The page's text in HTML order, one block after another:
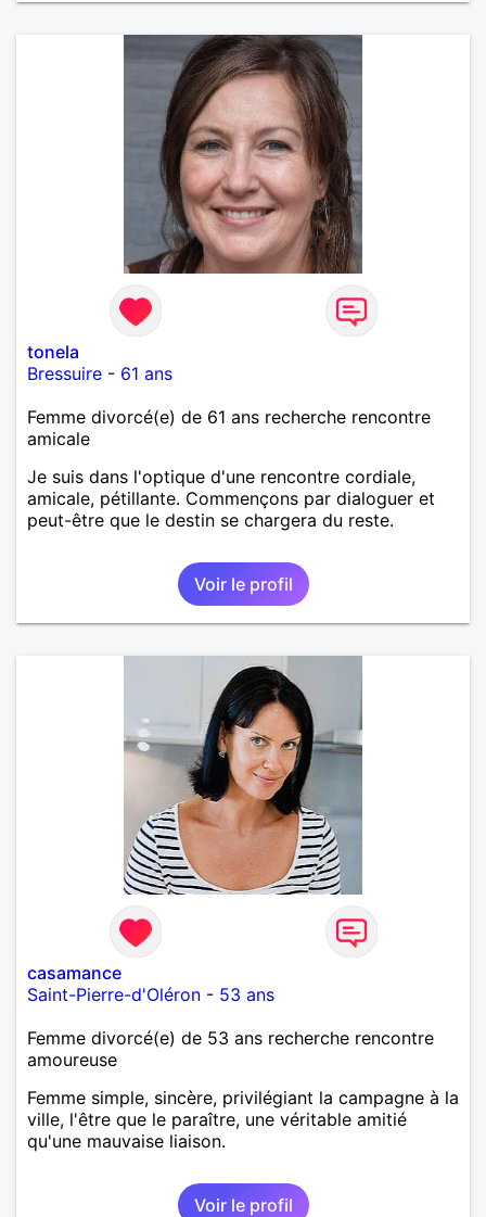
tonela
Bressuire - 61 ans
Femme divorcé(e) de 61 ans recherche rencontre
amicale
Je suis dans l'optique d'une rencontre cordiale,
amicale, pétillante. Commençons par dialoguer et
peut-être que le destin se chargera du reste.
Voir le profil
casamance
Saint-Pierre-d'Oléron - 53 ans
Femme divorcé(e) de 53 ans recherche rencontre
amoureuse
Femme simple, sincère, privilégiant la campagne à la
ville, l'être que le paraître, une véritable amitié
qu'une mauvaise liaison.
Voir le profil